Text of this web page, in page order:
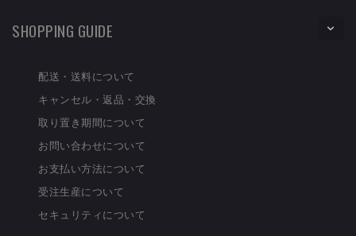
SHOPPING GUIDE
配送・送料について
キャンセル・返品・交換
取り置き期間について
お問い合わせについて
お支払い方法について
受注生産について
セキュリティについて